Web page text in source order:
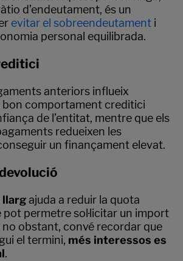
d’endeutament, és un
evitar el sobreendeutament i
personal equilibrada.
anteriors influeix
bon comportament creditici
de l’entitat, mentre que els
redueixen les
un finançament elevat.
llargajuda a reduir la quota
pot permetre sol·licitar un import
no obstant, convé recordar que
el termini, més interessos es
.